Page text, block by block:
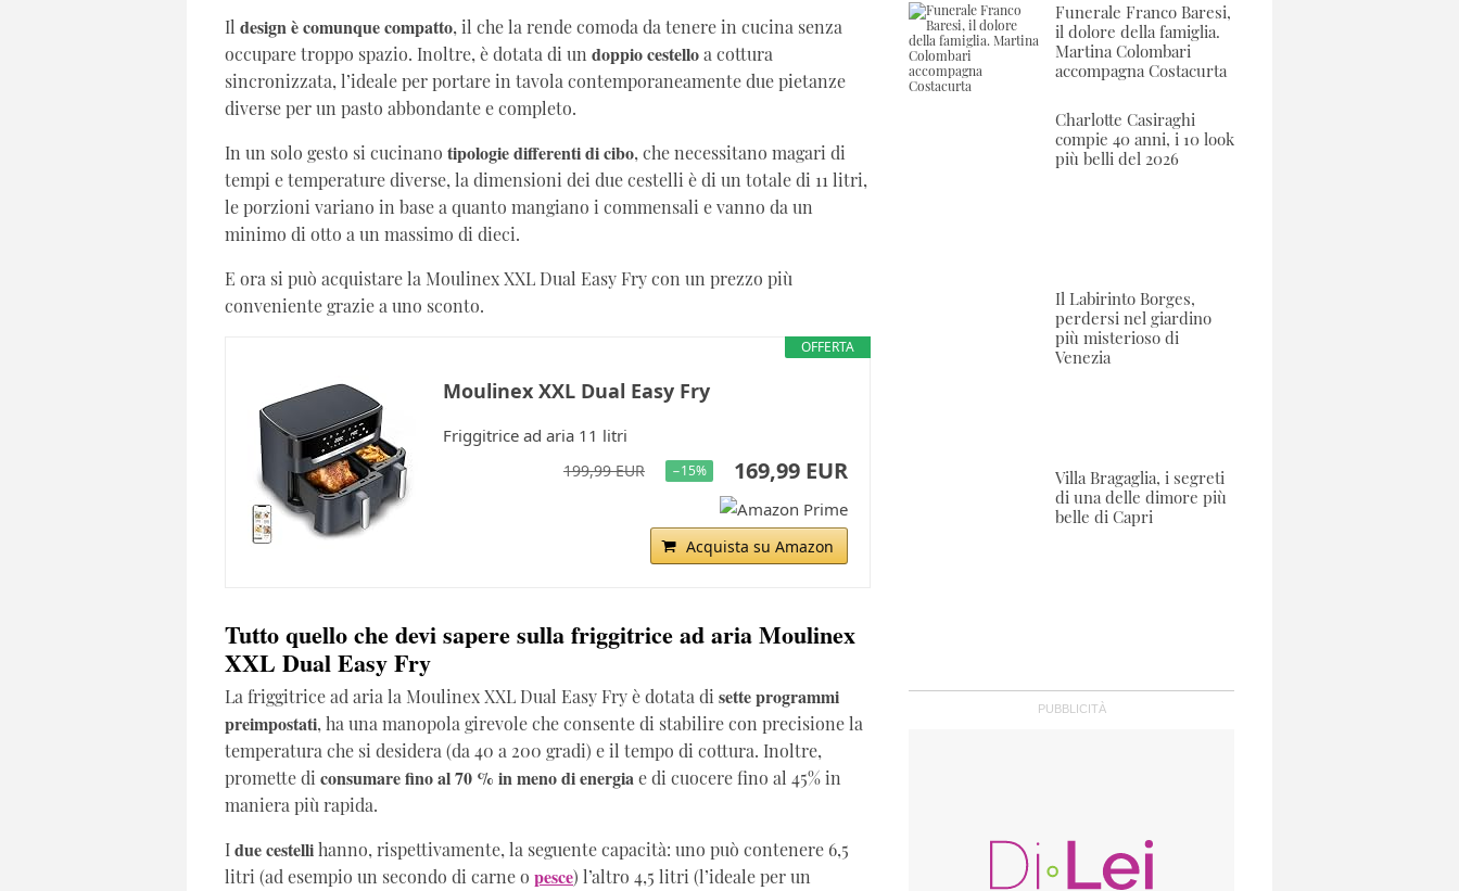
Il design è comunque compatto, il che la rende comoda da tenere in cucina senza
occupare troppo spazio. Inoltre, è dotata di un doppio cestelloa cottura
sincronizzata, l’ideale per portare in tavola contemporaneamente due pietanze
diverse per un pasto abbondante e completo.
In un solo gesto si cucinano tipologie differenti di cibo, che necessitano magari di
tempi e temperature diverse, la dimensioni dei due cestelli è di un totale di 11 litri,
le porzioni variano in base a quanto mangiano i commensali e vanno da un
minimo di otto a un massimo di dieci.
E ora si può acquistare la Moulinex XXL Dual Easy Fry con un prezzo più
conveniente grazie a uno sconto.
OFFERTA
Moulinex XXL Dual Easy Fry
Friggitrice ad aria 11 litri
199,99 EUR −15% 169,99 EUR
Acquista su Amazon
Tutto quello che devi sapere sulla friggitrice ad aria Moulinex
XXL Dual Easy Fry
La friggitrice ad aria la Moulinex XXL Dual Easy Fry è dotata di sette programmi
preimpostati, ha una manopola girevole che consente di stabilire con precisione la
temperatura che si desidera (da 40 a 200 gradi) e il tempo di cottura. Inoltre,
promette di consumare fino al 70 % in meno di energiae di cuocere fino al 45% in
maniera più rapida.
Idue cestellihanno, rispettivamente, la seguente capacità: uno può contenere 6,5
litri (ad esempio un secondo di carne o pesce) l’altro 4,5 litri (l’ideale per un
Funerale Franco Baresi,
il dolore della famiglia.
Martina Colombari
accompagna Costacurta
Charlotte Casiraghi
compie 40 anni, i 10 look
più belli del 2026
Il Labirinto Borges,
perdersi nel giardino
più misterioso di
Venezia
Villa Bragaglia, i segreti
di una delle dimore più
belle di Capri